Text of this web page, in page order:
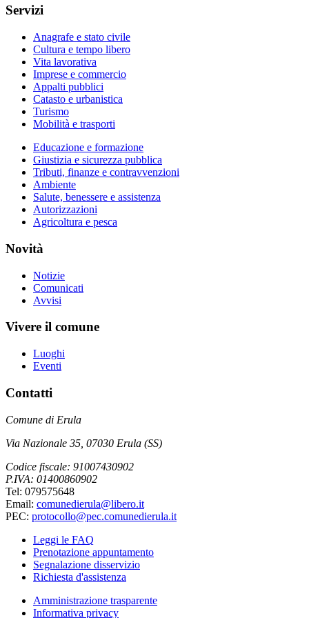
Servizi
Anagrafe e stato civile
Cultura e tempo libero
Vita lavorativa
Imprese e commercio
Appalti pubblici
Catasto e urbanistica
Turismo
Mobilità e trasporti
Educazione e formazione
Giustizia e sicurezza pubblica
Tributi, finanze e contravvenzioni
Ambiente
Salute, benessere e assistenza
Autorizzazioni
Agricoltura e pesca
Novità
Notizie
Comunicati
Avvisi
Vivere il comune
Luoghi
Eventi
Contatti
Comune di Erula
Via Nazionale 35, 07030 Erula (SS)
Codice fiscale: 91007430902
P.IVA: 01400860902
Tel: 079575648
Email: comunedierula@libero.it
PEC: protocollo@pec.comunedierula.it
Leggi le FAQ
Prenotazione appuntamento
Segnalazione disservizio
Richiesta d'assistenza
Amministrazione trasparente
Informativa privacy